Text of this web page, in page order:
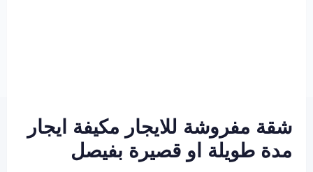
شقة مفروشة للايجار مكيفة ايجار
مدة طويلة او قصيرة بفيصل